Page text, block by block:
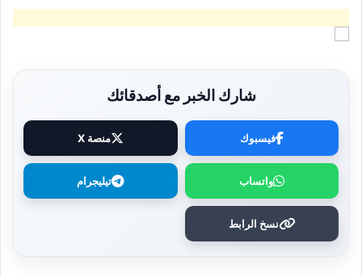
شارك الخبر مع أصدقائك
فيسبوك منصة X
واتساب تيليجرام
نسخ الرابط